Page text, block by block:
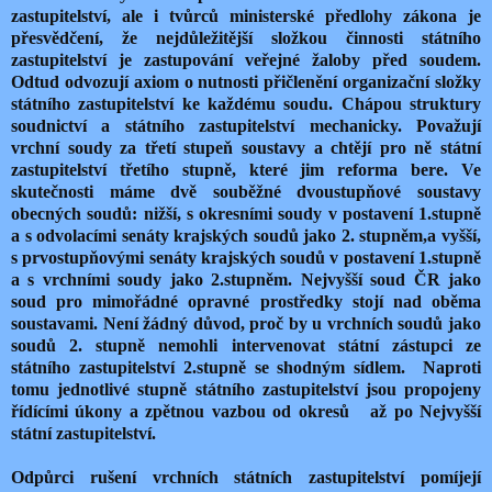
zastupitelství, ale i tvůrců ministerské předlohy zákona je
přesvědčení, že nejdůležitější složkou činnosti státního
zastupitelství je zastupování veřejné žaloby před soudem.
Odtud odvozují axiom o nutnosti přičlenění organizační složky
státního zastupitelství ke každému soudu. Chápou struktury
soudnictví a státního zastupitelství mechanicky. Považují
vrchní soudy za třetí stupeň soustavy a chtějí pro ně státní
zastupitelství třetího stupně, které jim reforma bere. Ve
skutečnosti máme dvě souběžné dvoustupňové soustavy
obecných soudů: nižší, s okresními soudy v postavení 1.stupně
a s odvolacími senáty krajských soudů jako 2. stupněm,a vyšší,
s prvostupňovými senáty krajských soudů v postavení 1.stupně
a s vrchními soudy jako 2.stupněm. Nejvyšší soud ČR jako
soud pro mimořádné opravné prostředky stojí nad oběma
soustavami. Není žádný důvod, proč by u vrchních soudů jako
soudů 2. stupně nemohli intervenovat státní zástupci ze
státního zastupitelství 2.stupně se shodným sídlem. Naproti
tomu jednotlivé stupně státního zastupitelství jsou propojeny
řídícími úkony a zpětnou vazbou od okresů až po Nejvyšší
státní zastupitelství.
Odpůrci rušení vrchních státních zastupitelství pomíjejí